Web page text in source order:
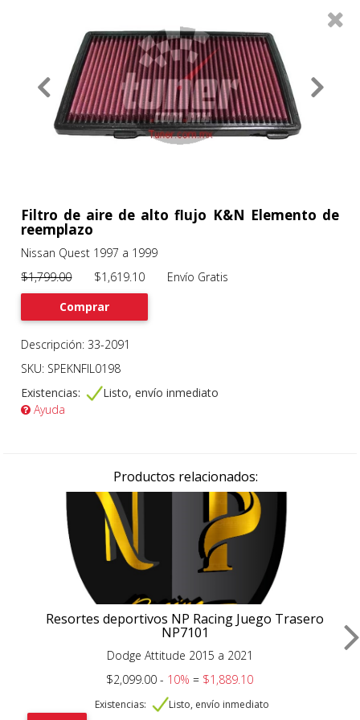
About
Services
Filtros 0
Previous
Filtro de aire de alto flujo K&N Elemento de
reemplazo
Nissan Quest 1997 a 1999
$1,799.00$1,619.10 Envío Gratis
Comprar
Descripción: 33-2091
SKU: SPEKNFIL0198
Existencias:
Listo, envío inmediato
Ayuda
Productos relacionados:
Resortes deportivos NP Racing Juego Trasero
NP7101
Dodge Attitude 2015 a 2021
$2,099.00 - 10%= $1,889.10
Existencias: Listo, envío inmediato